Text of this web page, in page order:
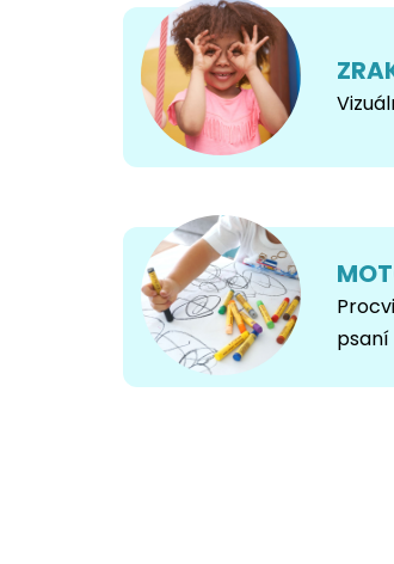
k
n
i
c
k
é
psaní